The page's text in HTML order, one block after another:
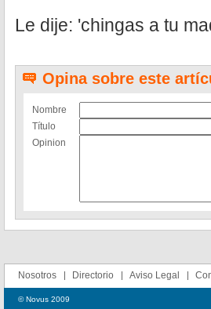
Le dije: 'chingas a tu
Opina sobre este
Nombre
Título
Opinion
Nosotros Directorio Aviso Legal
© Novus 2009